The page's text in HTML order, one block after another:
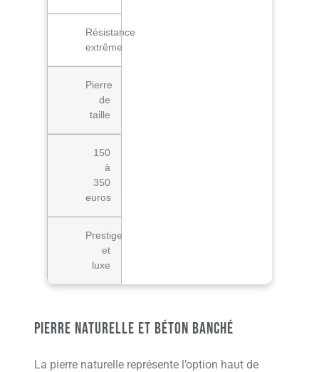
Résistance
extrême
Pierre
de
taille
150
à
350
euros
Prestige
et
luxe
Pierre naturelle et béton banché
La pierre naturelle représente l’option haut de